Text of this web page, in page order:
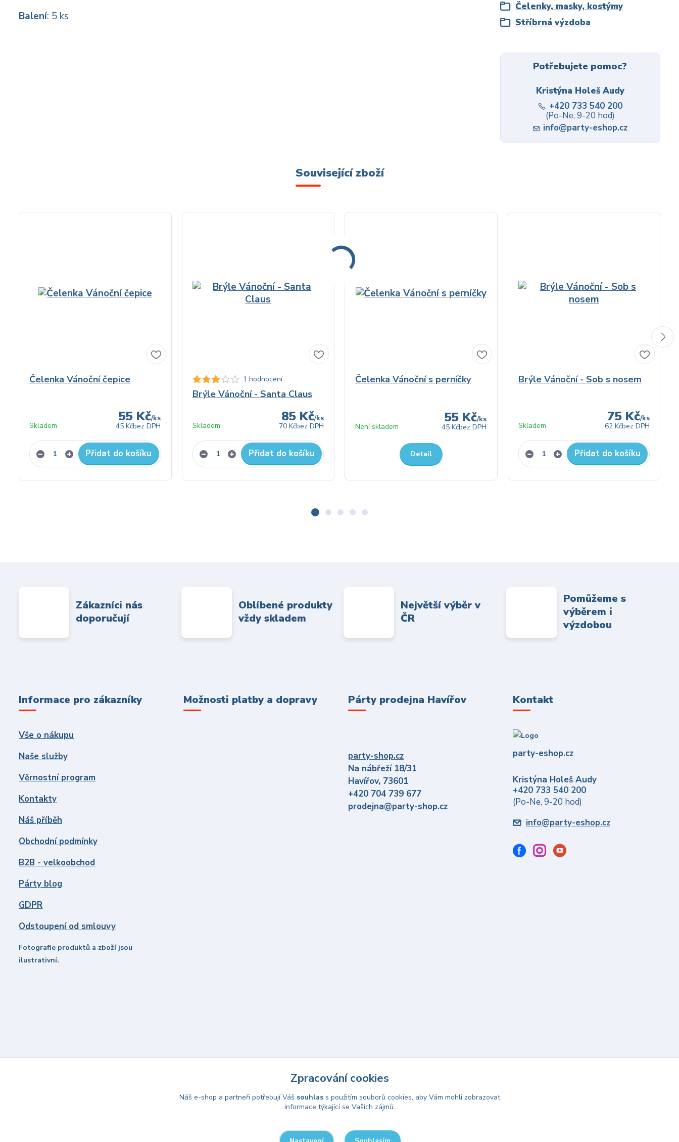
Balení: 5 ks
Čelenky, masky, kostýmy
Stříbrná výzdoba
Potřebujete pomoc?
Kristýna Holeš Audy
+420 733 540 200
(Po-Ne, 9-20 hod)
info@party-eshop.cz
Související zboží
Čelenka Vánoční čepice
55 Kč/ks
45 Kčbez DPH
Skladem
Přidat do košíku
1 hodnocení
Brýle Vánoční - Santa Claus
85 Kč/ks
70 Kčbez DPH
Skladem
Přidat do košíku
Čelenka Vánoční s perníčky
55 Kč/ks
45 Kčbez DPH
Není skladem
Detail
Brýle Vánoční - Sob s nosem
75 Kč/ks
62 Kčbez DPH
Skladem
Přidat do košíku
Zákazníci nás
doporučují
Oblíbené produkty
vždy skladem
Největší výběr v
ČR
Pomůžeme s
výběrem i
výzdobou
Informace pro zákazníky
Vše o nákupu
Naše služby
Věrnostní program
Kontakty
Náš příběh
Obchodní podmínky
B2B - velkoobchod
Párty blog
GDPR
Odstoupení od smlouvy
Fotografie produktů a zboží jsou
ilustrativní.
Možnosti platby a dopravy Párty prodejna Havířov
party-shop.cz
Na nábřeží 18/31
Havířov, 73601
+420 704 739 677
prodejna@party-shop.cz
Kontakt
party-eshop.cz
Kristýna Holeš Audy
+420 733 540 200
(Po-Ne, 9-20 hod)
info@party-eshop.cz
Zpracování cookies
Náš e-shop a partneři potřebují Váš souhlass použitím souborů cookies, aby Vám mohli zobrazovat
informace týkající se Vašich zájmů.